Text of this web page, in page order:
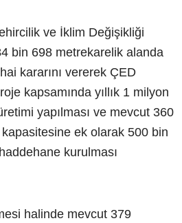
ve İklim Değişikliği
bin 698 metrekarelik alanda
kararını vererek ÇED
kapsamında yıllık 1 milyon
yapılması ve mevcut 360
ek olarak 500 bin
kurulması
halinde mevcut 379